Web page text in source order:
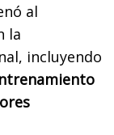
al
la
incluyendo